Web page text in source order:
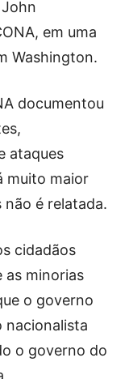
em uma
Washington.
documentou
ataques
muito maior
é relatada.
cidadãos
as minorias
o governo
nacionalista
o governo do